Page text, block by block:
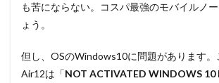
も苦にならない。コスパ最強のモバイルノ
ょう。
但し、OSのWindows10に問題があります
Air12は「NOT ACTIVATED WINDOWS 10